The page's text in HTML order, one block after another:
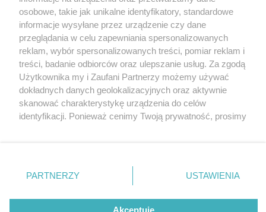
5 / 10
Byt 5
Nie zapomnij
zapoznać się z:
polityką prywatności regulamin korzystania z portali
Twojemiasto
Piekary Śląskie
Chorzów
Tarnowskie Góry
Gliwice
Skontakuj sięz nami
Kontakt
Wydawca
Pogoda
osobowe, takie jak unikalne identyfikatory, standardowe
informacje wysyłane przez urządzenie czy dane
przeglądania w celu zapewniania spersonalizowanych
reklam, wybór spersonalizowanych treści, pomiar reklam i
treści, badanie odbiorców oraz ulepszanie usług. Za zgodą
Użytkownika my i Zaufani Partnerzy możemy używać
dokładnych danych geolokalizacyjnych oraz aktywnie
skanować charakterystykę urządzenia do celów
identyfikacji. Ponieważ cenimy Twoją prywatność, prosimy
prywatności znajdujący się w lewym dolnym rogu strony
. Niektóre rodzaje przetwarzania danych nie wymagają
zgody użytkownika, ale masz prawo sprzeciwić się
takiemu przetwarzaniu. Preferencje będą miały
PARTNERZY USTAWIENIA
Akceptuję